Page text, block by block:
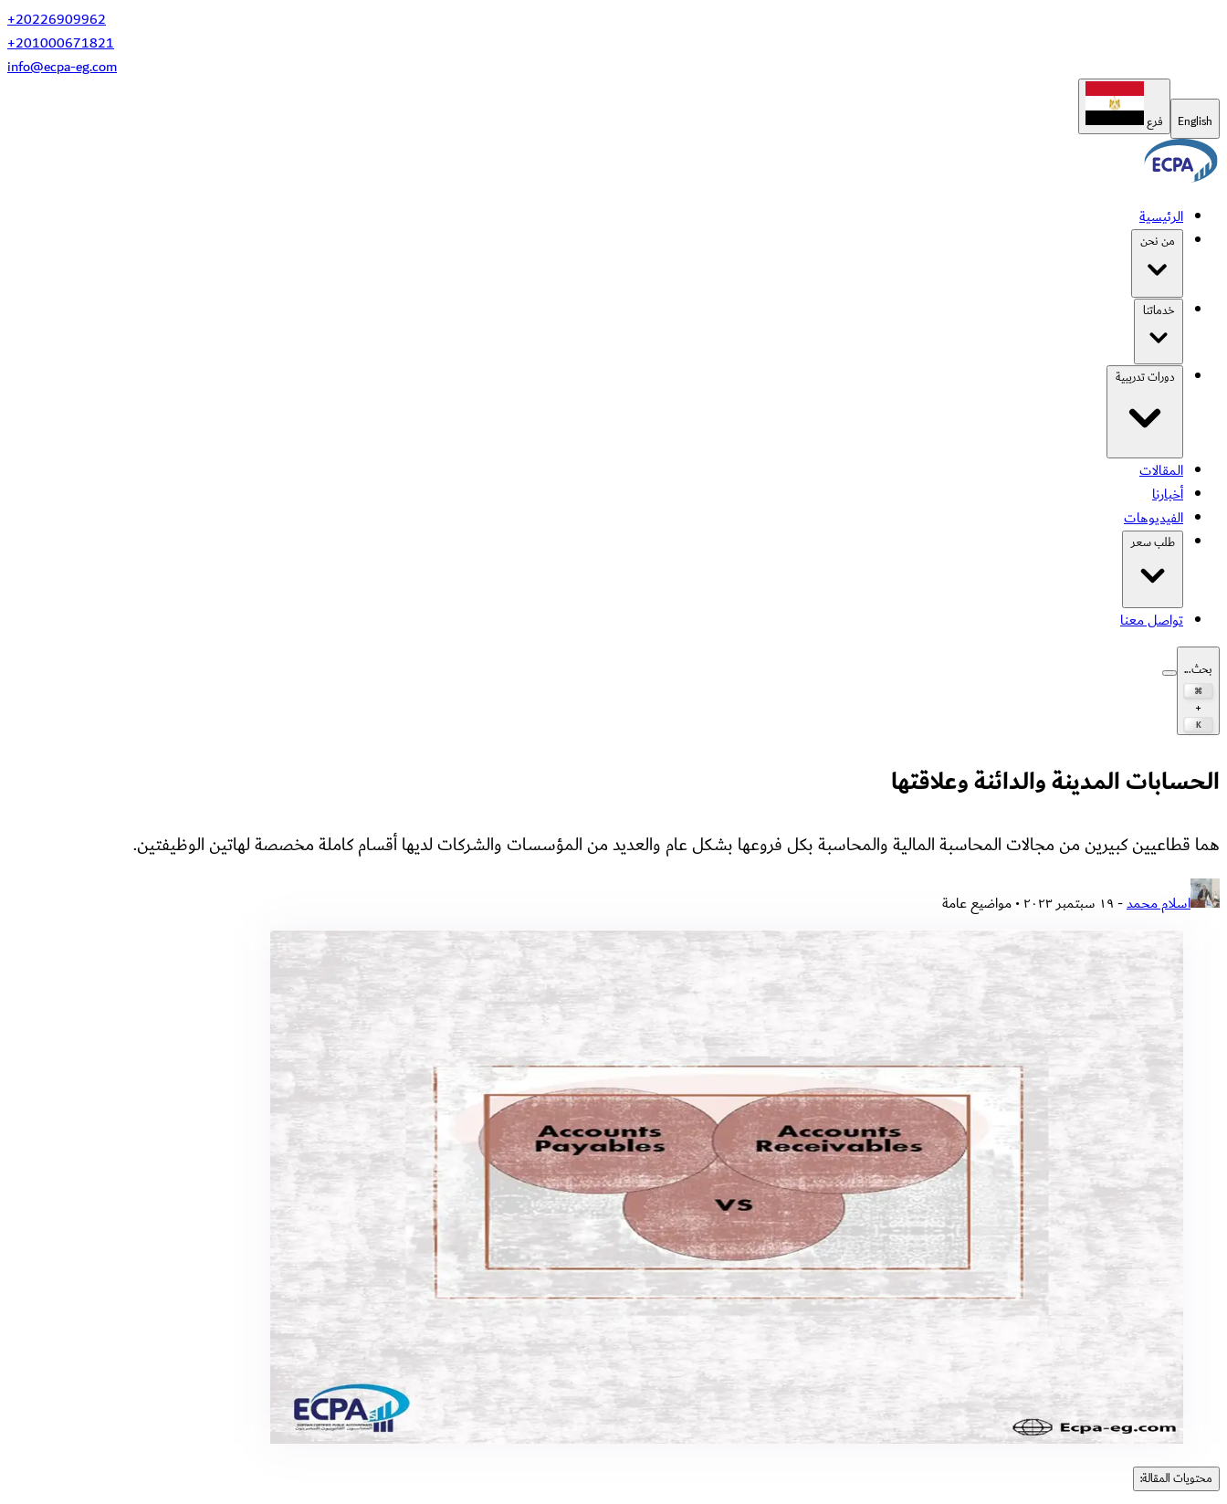
+20226909962
+201000671821
info@ecpa-eg.com
English فرع
الرئيسية
من نحن
خدماتنا
دورات تدريبية
المقالات
أخبارنا
الفيديوهات
طلب سعر
تواصل معنا
بحث...
⌘
+
K
الحسابات المدينة والدائنة وعلاقتها
هما قطاعيين كبيرين من مجالات المحاسبة المالية والمحاسبة بكل فروعها بشكل عام والعديد من المؤسسات والشركات لديها أقسام كاملة مخصصة لهاتين الوظيفتين.
اسلام محمد-١٩ سبتمبر ٢٠٢٣ • مواضيع عامة
محتويات المقالة: